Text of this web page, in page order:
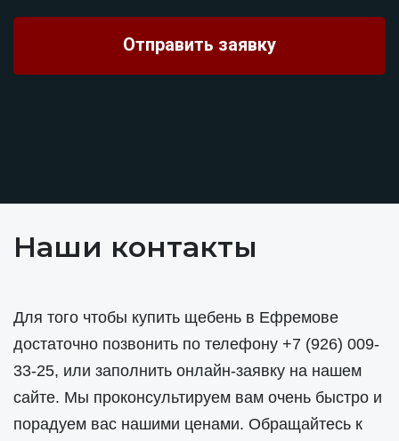
Наши контакты
Для того чтобы купить щебень в Ефремове
достаточно позвонить по телефону +7 (926) 009-
33-25, или заполнить онлайн-заявку на нашем
сайте. Мы проконсультируем вам очень быстро и
порадуем вас нашими ценами. Обращайтесь к